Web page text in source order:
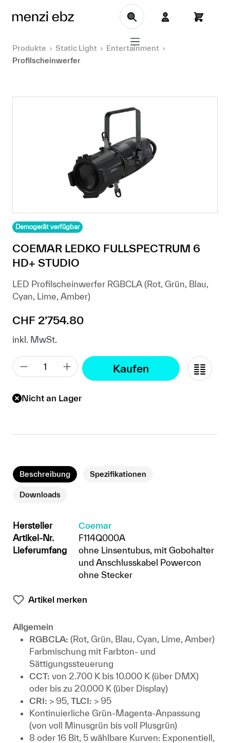
Zum Hauptinhalt springen
Produkte Static Light
Entertainment
Profilscheinwerfer
Demogerät verfügbar
COEMAR LEDKO FULLSPECTRUM 6
HD+ STUDIO
LED Profilscheinwerfer RGBCLA (Rot, Grün, Blau,
Cyan, Lime, Amber)
Regulärer Preis:
CHF 2’754.80
inkl. MwSt.
Kaufen
Nicht an Lager
Beschreibung Spezifikationen
Downloads
Hersteller
Coemar
Artikel-Nr.
F114Q000A
Lieferumfang
ohne Linsentubus, mit Gobohalter
und Anschlusskabel Powercon
ohne Stecker
Artikel merken
Allgemein
RGBCLA: (Rot, Grün, Blau, Cyan, Lime, Amber)
Farbmischung mit Farbton- und
Sättigungssteuerung
CCT: von 2.700 K bis 10.000 K (über DMX)
oder bis zu 20.000 K (über Display)
CRI: > 95, TLCI: > 95
Kontinuierliche Grün-Magenta-Anpassung
(von voll Minusgrün bis voll Plusgrün)
8 oder 16 Bit, 5 wählbare Kurven: Exponentiell,